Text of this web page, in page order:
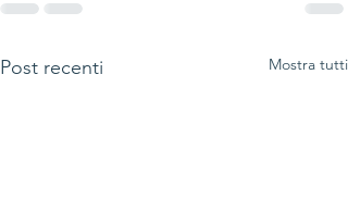
Post recenti Mostra tutti